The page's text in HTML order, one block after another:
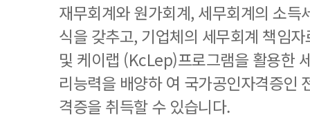
재무회계와 원가회계, 세무회계의 소득
식을 갖추고, 기업체의 세무회계 책임
및 케이랩 (KcLep)프로그램을 활용한
리능력을 배양하 여 국가공인자격증인
격증을 취득할 수 있습니다.